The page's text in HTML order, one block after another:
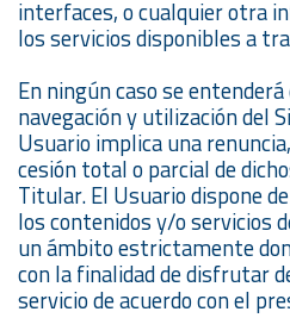
interfaces, o cualquier otra
los servicios disponibles a
En ningún caso se entenderá
navegación y utilización del
Usuario implica una
cesión total o parcial de
Titular. El Usuario dispone
los contenidos y/o servicios
un ámbito estrictamente
con la finalidad de disfrutar
servicio de acuerdo con el